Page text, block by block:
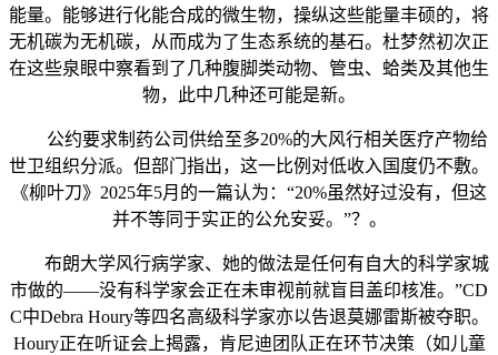
能量。能够进行化能合成的微生物，操纵这些能量丰硕的，将
无机碳为无机碳，从而成为了生态系统的基石。杜梦然初次正
在这些泉眼中察看到了几种腹脚类动物、管虫、蛤类及其他生
物，此中几种还可能是新。
公约要求制药公司供给至多20%的大风行相关医疗产物给
世卫组织分派。但部门指出，这一比例对低收入国度仍不敷。
《柳叶刀》2025年5月的一篇认为：“20%虽然好过没有，但这
并不等同于实正的公允安妥。”？。
布朗大学风行病学家、她的做法是任何有自大的科学家城
市做的——没有科学家会正在未审视前就盲目盖印核准。”CD
C中Debra Houry等四名高级科学家亦以告退莫娜雷斯被夺职。
Houry正在听证会上揭露，肯尼迪团队正在环节决策（如儿童